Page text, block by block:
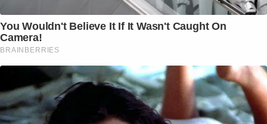
You Wouldn't Believe It If It Wasn't Caught On
Camera!
BRAINBERRIES